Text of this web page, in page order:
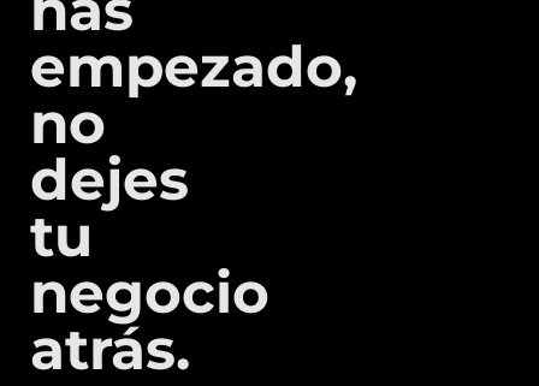
empezado,
no
dejes
tu
negocio
atrás.